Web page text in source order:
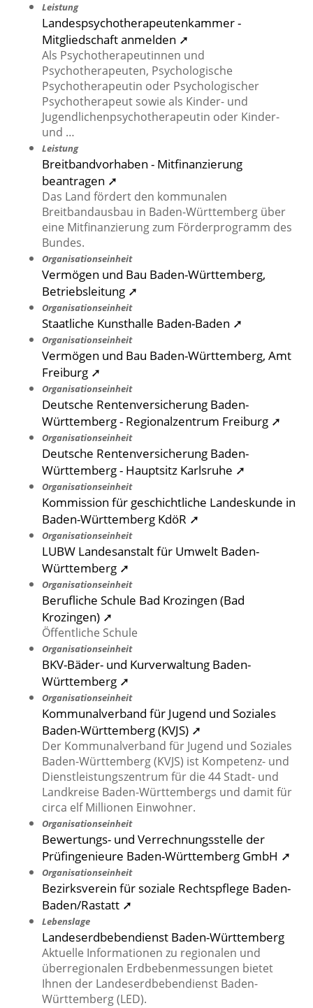
Leistung
Landespsychotherapeutenkammer -
Mitgliedschaft anmelden ➚
Als Psychotherapeutinnen und
Psychotherapeuten, Psychologische
Psychotherapeutin oder Psychologischer
Psychotherapeut sowie als Kinder- und
Jugendlichenpsychotherapeutin oder Kinder-
und …
Leistung
Breitbandvorhaben - Mitfinanzierung
beantragen ➚
Das Land fördert den kommunalen
Breitbandausbau in Baden-Württemberg über
eine Mitfinanzierung zum Förderprogramm des
Bundes.
Organisationseinheit
Vermögen und Bau Baden-Württemberg,
Betriebsleitung ➚
Organisationseinheit
Staatliche Kunsthalle Baden-Baden ➚
Organisationseinheit
Vermögen und Bau Baden-Württemberg, Amt
Freiburg ➚
Organisationseinheit
Deutsche Rentenversicherung Baden-
Württemberg - Regionalzentrum Freiburg ➚
Organisationseinheit
Deutsche Rentenversicherung Baden-
Württemberg - Hauptsitz Karlsruhe ➚
Organisationseinheit
Kommission für geschichtliche Landeskunde in
Baden-Württemberg KdöR ➚
Organisationseinheit
LUBW Landesanstalt für Umwelt Baden-
Württemberg ➚
Organisationseinheit
Berufliche Schule Bad Krozingen (Bad
Krozingen) ➚
Öffentliche Schule
Organisationseinheit
BKV-Bäder- und Kurverwaltung Baden-
Württemberg ➚
Organisationseinheit
Kommunalverband für Jugend und Soziales
Baden-Württemberg (KVJS) ➚
Der Kommunalverband für Jugend und Soziales
Baden-Württemberg (KVJS) ist Kompetenz- und
Dienstleistungszentrum für die 44 Stadt- und
Landkreise Baden-Württembergs und damit für
circa elf Millionen Einwohner.
Organisationseinheit
Bewertungs- und Verrechnungsstelle der
Prüfingenieure Baden-Württemberg GmbH ➚
Organisationseinheit
Bezirksverein für soziale Rechtspflege Baden-
Baden/Rastatt ➚
Lebenslage
Landeserdbebendienst Baden-Württemberg
Aktuelle Informationen zu regionalen und
überregionalen Erdbebenmessungen bietet
Ihnen der Landeserdbebendienst Baden-
Württemberg (LED).